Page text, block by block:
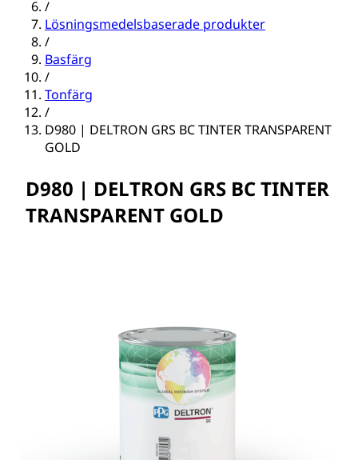
/
Lösningsmedelsbaserade produkter
/
Basfärg
/
Tonfärg
/
D980 | DELTRON GRS BC TINTER TRANSPARENT
GOLD
D980 | DELTRON GRS BC TINTER
TRANSPARENT GOLD